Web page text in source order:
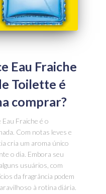
Eau Fraiche
Toilette é
comprar?
Fraiche é o
Com notas leves e
cria um aroma único
o dia. Embora seu
usuários, com
da fragrância podem
à rotina diária.